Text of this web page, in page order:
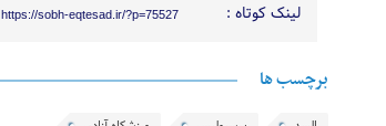
لینک کوتاه : https://sobh-eqtesad.ir/?p=75527
برچسب ها